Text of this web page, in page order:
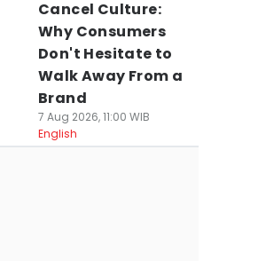
Cancel Culture:
Why Consumers
Don't Hesitate to
Walk Away From a
Brand
7 Aug 2026, 11:00 WIB
English